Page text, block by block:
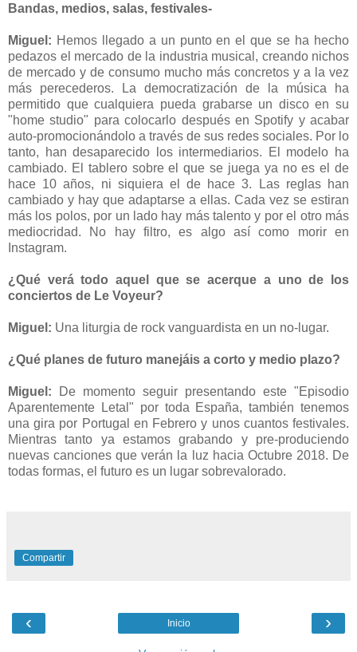
Bandas, medios, salas, festivales-
Miguel: Hemos llegado a un punto en el que se ha hecho
pedazos el mercado de la industria musical, creando nichos
de mercado y de consumo mucho más concretos y a la vez
más perecederos. La democratización de la música ha
permitido que cualquiera pueda grabarse un disco en su
"home studio" para colocarlo después en Spotify y acabar
auto-promocionándolo a través de sus redes sociales. Por lo
tanto, han desaparecido los intermediarios. El modelo ha
cambiado. El tablero sobre el que se juega ya no es el de
hace 10 años, ni siquiera el de hace 3. Las reglas han
cambiado y hay que adaptarse a ellas. Cada vez se estiran
más los polos, por un lado hay más talento y por el otro más
mediocridad. No hay filtro, es algo así como morir en
Instagram.
¿Qué verá todo aquel que se acerque a uno de los
conciertos de Le Voyeur?
Miguel: Una liturgia de rock vanguardista en un no-lugar.
¿Qué planes de futuro manejáis a corto y medio plazo?
Miguel: De momento seguir presentando este "Episodio
Aparentemente Letal" por toda España, también tenemos
una gira por Portugal en Febrero y unos cuantos festivales.
Mientras tanto ya estamos grabando y pre-produciendo
nuevas canciones que verán la luz hacia Octubre 2018. De
todas formas, el futuro es un lugar sobrevalorado.
Compartir
‹ ›
Inicio